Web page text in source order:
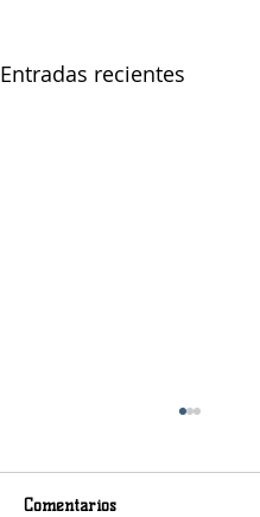
Entradas recientes
Comentarios